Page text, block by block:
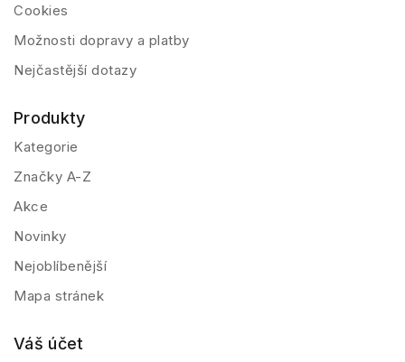
Cookies
Možnosti dopravy a platby
Nejčastější dotazy
Produkty
Kategorie
Značky A-Z
Akce
Novinky
Nejoblíbenější
Mapa stránek
Váš účet